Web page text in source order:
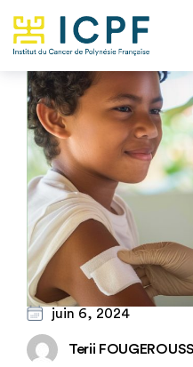
juin 6, 2024
Terii